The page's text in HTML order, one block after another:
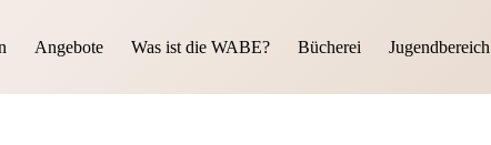
Angebote Was ist die WABE? Bücherei Jugendbereich